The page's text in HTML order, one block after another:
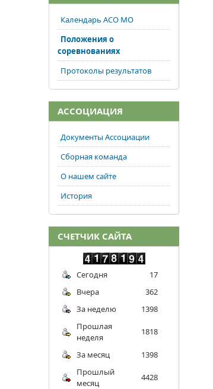
Календарь АСО МО
Положения о
соревнованиях
Протоколы результатов
АССОЦИАЦИЯ
Документы Ассоциации
Сборная команда
О нашем сайте
История
СЧЕТЧИК САЙТА
Сегодня
17
Вчера
362
За неделю
1398
Прошлая
неделя
1818
За месяц
1398
Прошлый
месяц
4428